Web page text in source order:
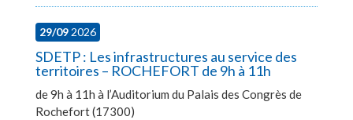
29/092026
SDETP : Les infrastructures au service des
territoires – ROCHEFORT de 9h à 11h
de 9h à 11h à l’Auditorium du Palais des Congrès de
Rochefort (17300)